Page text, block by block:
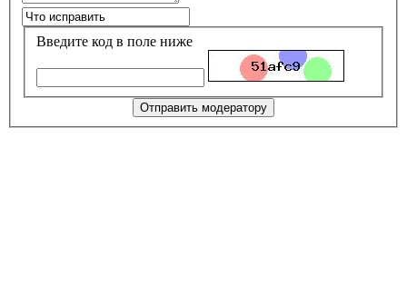
Введите код в поле ниже
Отправить модератору